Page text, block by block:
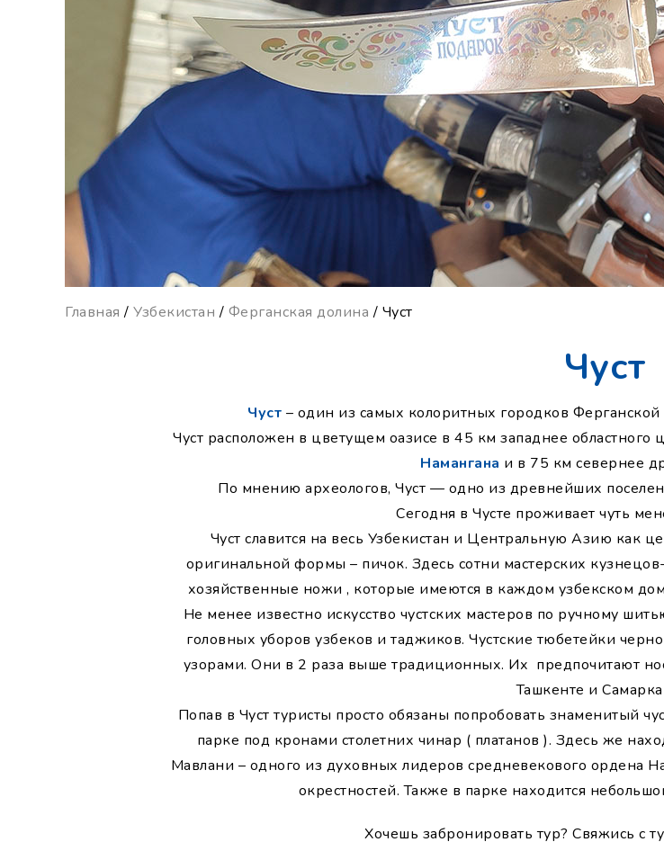
Главная / Узбекистан / Ферганская долина / Чуст
Чуст
Чуст – один из самых колоритных городков
Чуст расположен в цветущем оазисе в 45 км западнее областного
Намангана и в 75 км севернее
По мнению археологов, Чуст — одно из древнейших
Сегодня в Чусте проживает чуть
Чуст славится на весь Узбекистан и Центральную Азию как
оригинальной формы – пичок. Здесь сотни мастерских
хозяйственные ножи , которые имеются в каждом узбекском
Не менее известно искусство чустских мастеров по ручному
головных уборов узбеков и таджиков. Чустские тюбетейки
узорами. Они в 2 раза выше традиционных. Их предпочитают
Ташкенте и
Попав в Чуст туристы просто обязаны попробовать знаменитый
парке под кронами столетних чинар ( платанов ). Здесь же
Мавлани – одного из духовных лидеров средневекового ордена
окрестностей. Также в парке находится
Хочешь забронировать тур? Свяжись с